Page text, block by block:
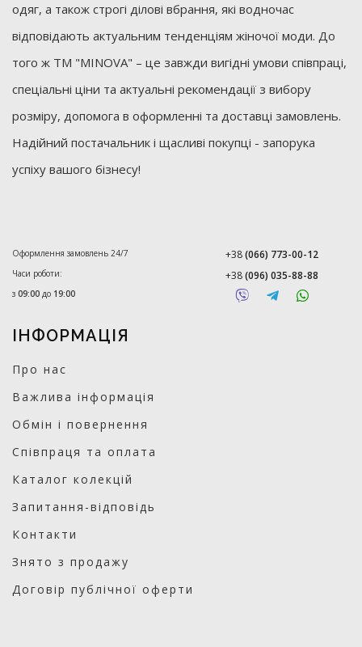
одяг, а також строгі ділові вбрання, які водночас
відповідають актуальним тенденціям жіночої моди. До
того ж ТМ "MINOVA" – це завжди вигідні умови співпраці,
спеціальні ціни та актуальні рекомендації з вибору
розміру, допомога в оформленні та доставці замовлень.
Надійний постачальник і щасливі покупці - запорука
успіху вашого бізнесу!
Оформлення замовлень 24/7
Часи роботи:
з 09:00 до 19:00
+38(066) 773-00-12
+38(096) 035-88-88
ІНФОРМАЦІЯ
Про нас
Важлива інформація
Обмін і повернення
Співпраця та оплата
Каталог колекцій
Запитання-відповідь
Контакти
Знято з продажу
Договір публічної оферти